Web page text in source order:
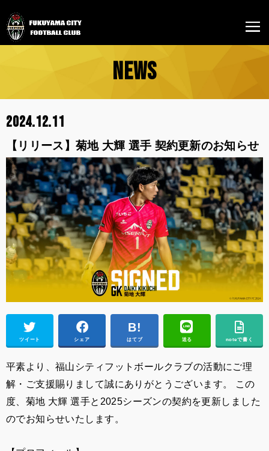
NEWS
2024.12.11
【リリース】菊地 大輝 選手 契約更新のお知らせ
ツイート シェア はてブ 送る noteで書く
平素より、福山シティフットボールクラブの活動にご理
解・ご支援賜りまして誠にありがとうございます。 この
度、 菊地 大輝選手と2025シーズンの契約を更新しました
のでお知らせいたします。